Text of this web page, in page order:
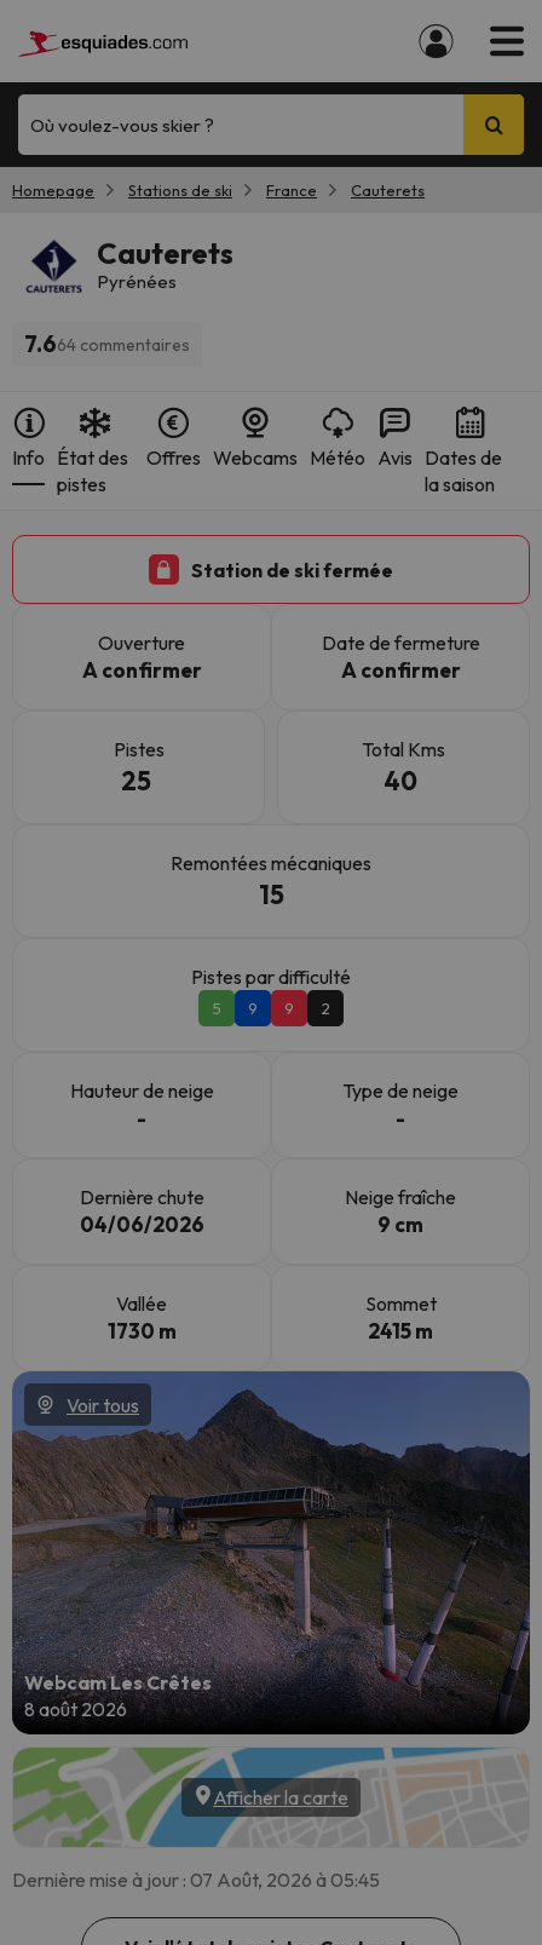
Où voulez-vous skier ?
Homepage Stations de ski France Cauterets
Cauterets
Pyrénées
7.664 commentaires
Info État des
pistes
Offres Webcams Météo Avis Dates de
la saison
Station de ski fermée
Ouverture
A confirmer
Date de fermeture
A confirmer
Pistes
25
Total Kms
40
Remontées mécaniques
15
Pistes par difficulté
5 9 9 2
Hauteur de neige
-
Type de neige
-
Dernière chute
04/06/2026
Neige fraîche
9 cm
Vallée
1730 m
Sommet
2415 m
Voir tous
Webcam Les Crêtes
8 août 2026
Afficher la carte
Dernière mise à jour : 07 Août, 2026 à 05:45